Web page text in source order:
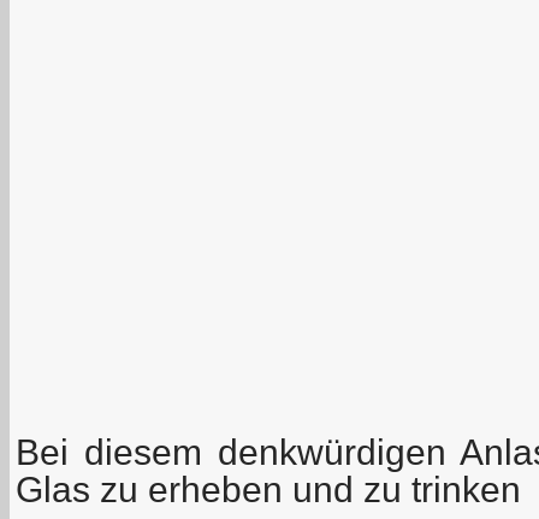
Bei diesem denkwürdigen
Glas zu erheben und zu trinken